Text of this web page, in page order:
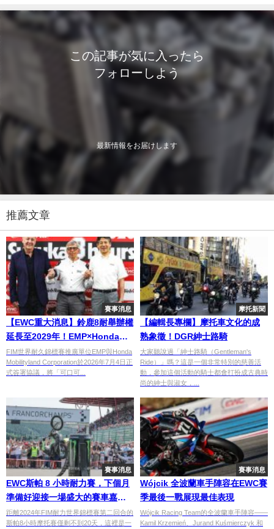
この記事が気に入ったら
フォローしよう
最新情報をお届けします
推薦文章
賽事消息
【EWC重大消息】鈴鹿8耐舉辦權
延長至2029年！EMP×Honda
Mobilityland正式簽署三年合約
FIM世界耐久錦標賽推廣單位EMP與Honda
Mobilityland Corporation於2026年7月4日正
式簽署協議，將「可口可...
摩托新聞
【編輯長專欄】摩托車文化的成
熟象徵！DGR紳士路騎
大家聽說過「紳士路騎（Gentleman's
Ride）」嗎？這是一個非常特別的慈善活
動，參加這個活動的騎士都會打扮成古典時
尚的紳士與淑女，...
賽事消息
EWC斯帕 8 小時耐力賽，下個月
準備好迎接一場盛大的賽車嘉年
華！
距離2024年FIM耐力世界錦標賽第二回合的
斯帕8小時摩托賽僅剩不到20天，這裡是一
賽事消息
Wójcik 全波蘭車手陣容在EWC賽
季最後一戰展現最佳表現
Wójcik Racing Team的全波蘭車手陣容——
Kamil Krzemień、Jurand Kuśmierczyk 和